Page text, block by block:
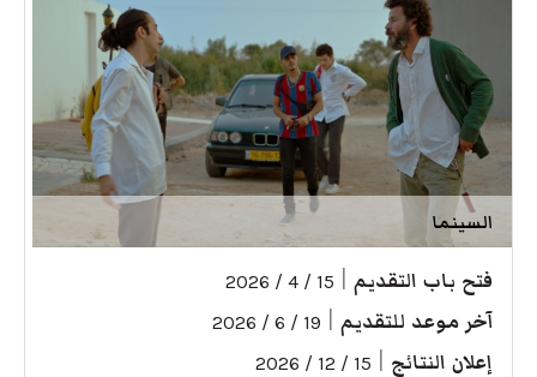
السينما
فتح باب التقديم 15 / 4 / 2026
آخر موعد للتقديم 19 / 6 / 2026
إعلان النتائج 15 / 12 / 2026